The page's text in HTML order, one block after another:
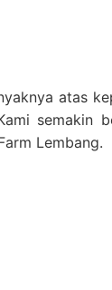
atas
semakin
Lembang.